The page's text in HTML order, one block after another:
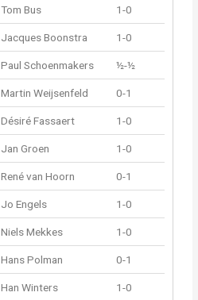
Tom Bus 1-0
Jacques Boonstra 1-0
Paul Schoenmakers ½-½
Martin Weijsenfeld 0-1
Désiré Fassaert 1-0
Jan Groen 1-0
René van Hoorn 0-1
Jo Engels 1-0
Niels Mekkes 1-0
Hans Polman 0-1
Han Winters 1-0